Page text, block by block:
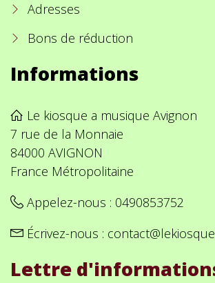
Adresses
Bons de réduction
Informations
Le kiosque a musique Avignon
7 rue de la Monnaie
84000 AVIGNON
France Métropolitaine
Appelez-nous : 0490853752
Écrivez-nous :
Lettre